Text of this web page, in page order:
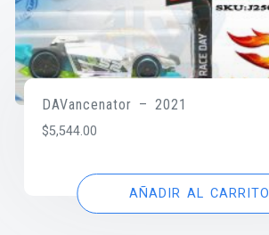
DAVancenator – 2021
$5,544.00
AÑADIR AL CARRITO